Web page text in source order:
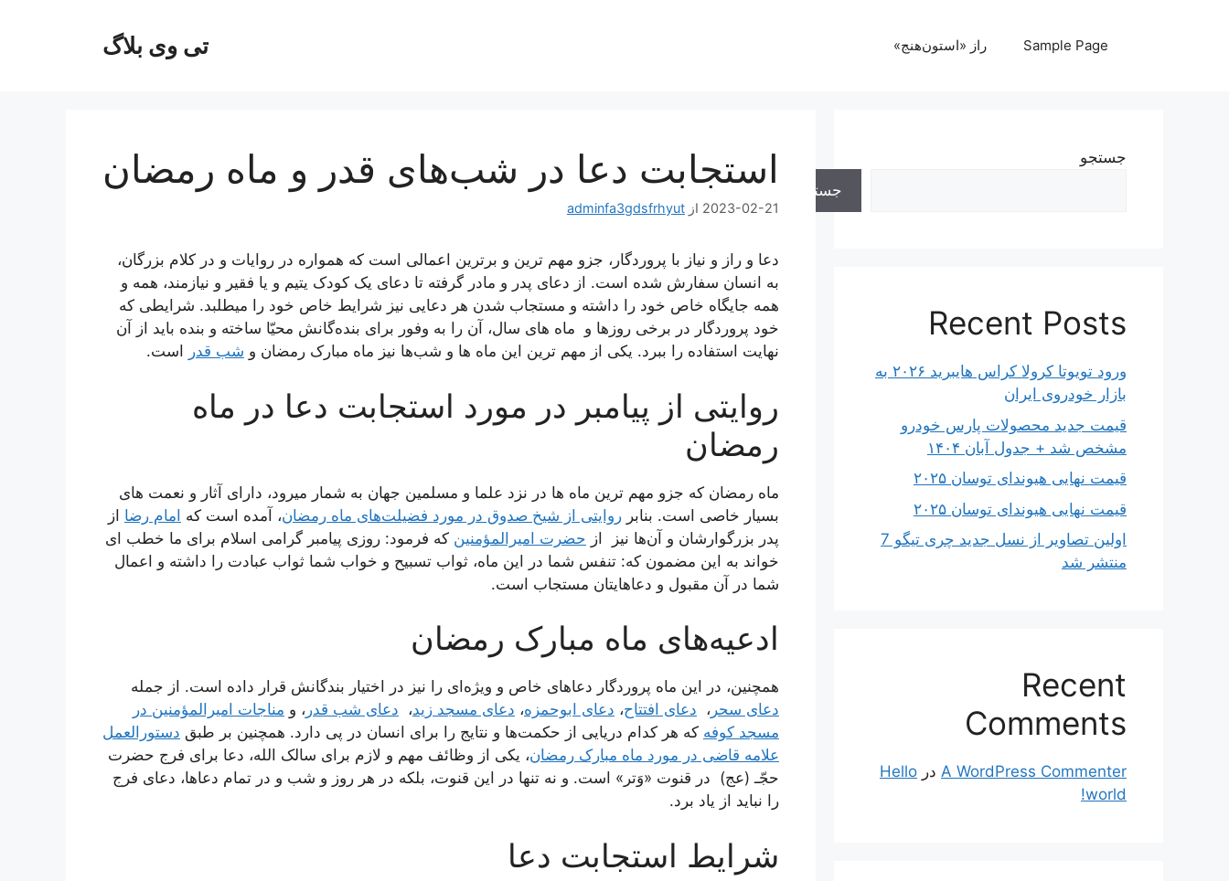
تی وی بلاگ Sample Page راز «استون‌هنج»
استجابت دعا در شب‌های قدر و ماه رمضان
2023-02-21 از adminfa3gdsfrhyut
دعا و راز و نیاز با پروردگار، جزو مهم ترین و برترین اعمالی است که همواره در روایات و در کلام بزرگان،
به انسان سفارش شده است. از دعای پدر و مادر گرفته تا دعای یک کودک یتیم و یا فقیر و نیازمند، همه و
همه جایگاه خاص خود را داشته و مستجاب شدن هر دعایی نیز شرایط خاص خود را میطلبد. شرایطی که
خود پروردگار در برخی روزها و ماه های سال، آن را به وفور برای بنده‌گانش محیّا ساخته و بنده باید از آن
نهایت استفاده را ببرد. یکی از مهم ترین این ماه ها و شب‌ها نیز ماه مبارک رمضان و شب قدر است.
روایتی از پیامبر در مورد استجابت دعا در ماه
رمضان
ماه رمضان که جزو مهم ترین ماه ها در نزد علما و مسلمین جهان به شمار میرود، دارای آثار و نعمت های
بسیار خاصی است. بنابر روایتی از شیخ صدوق در مورد فضیلت‌های ماه رمضان، آمده است که امام رضا از
پدر بزرگوارشان و آن‌ها نیز از حضرت امیرالمؤمنین که فرمود: روزی پیامبر گرامی اسلام برای ما خطب ای
خواند به این مضمون که: تنفس شما در این ماه، ثواب تسبیح و خواب شما ثواب عبادت را داشته و اعمال
شما در آن مقبول و دعاهایتان مستجاب است.
ادعیه‌های ماه مبارک رمضان
همچنین، در این ماه پروردگار دعاهای خاص و ویژه‌ای را نیز در اختیار بندگانش قرار داده است. از جمله
دعای سحر ، دعای افتتاح، دعای ابوحمزه، دعای مسجد زید، دعای شب قدر ، و مناجات امیرالمؤمنین در
مسجد کوفه که هر کدام دریایی از حکمت‌ها و نتایج را برای انسان در پی دارد. همچنین بر طبق دستورالعمل
علامه قاضی در مورد ماه مبارک رمضان، یکی از وظائف مهم و لازم برای سالک الله، دعا برای فرج حضرت
حجّـ (عج) در قنوت «وَتر» است. و نه تنها در این قنوت، بلکه در هر روز و شب و در تمام دعاها، دعای فرج
را نباید از یاد برد.
شرایط استجابت دعا
جستجو
جستجو
Recent Posts
ورود تویوتا کرولا کراس هایبرید ۲۰۲۶ به
بازار خودروی ایران
قیمت جدید محصولات پارس خودرو
مشخص شد + جدول آبان ۱۴۰۴
قیمت نهایی هیوندای توسان ۲۰۲۵
قیمت نهایی هیوندای توسان ۲۰۲۵
اولین تصاویر از نسل جدید چری تیگو 7
منتشر شد
Recent
Comments
A WordPress Commenter در Hello
world!